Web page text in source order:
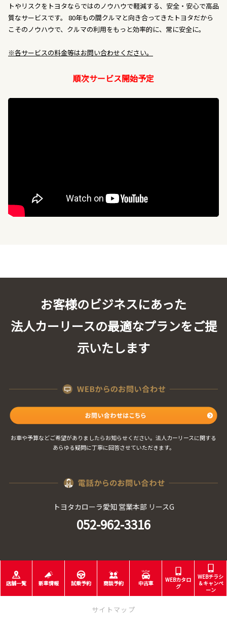
トやリスクをトヨタならではのノウハウで軽減する、安全・安心で高品
質なサービスです。 80年もの間クルマと向き合ってきたトヨタだから
こそのノウハウで、クルマの利用をもっと効率的に、常に安全に。
※各サービスの料金等はお問い合わせください。
順次サービス開始予定
お客様のビジネスにあった
法人カーリースの最適なプランをご提
示いたします
お車や予算などご希望がありましたらお知らせください。法人カーリースに関する
あらゆる疑問に丁寧に回答させていただきます。
トヨタカローラ愛知 営業本部 リースG
052-962-3316
店舗一覧 新車情報 試乗予約 商談予約 中古車
WEBカタロ
グ
WEBチラシ
＆キャンペ
ーン
サイトマップ